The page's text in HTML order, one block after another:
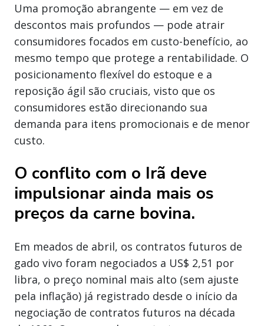
Uma promoção abrangente — em vez de
descontos mais profundos — pode atrair
consumidores focados em custo-benefício, ao
mesmo tempo que protege a rentabilidade. O
posicionamento flexível do estoque e a
reposição ágil são cruciais, visto que os
consumidores estão direcionando sua
demanda para itens promocionais e de menor
custo.
O conflito com o Irã deve
impulsionar ainda mais os
preços da carne bovina.
Em meados de abril, os contratos futuros de
gado vivo foram negociados a US$ 2,51 por
libra, o preço nominal mais alto (sem ajuste
pela inflação) já registrado desde o início da
negociação de contratos futuros na década